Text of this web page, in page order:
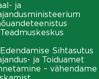
ja
Sihtasutus
ja Toiduamet
– vähendame